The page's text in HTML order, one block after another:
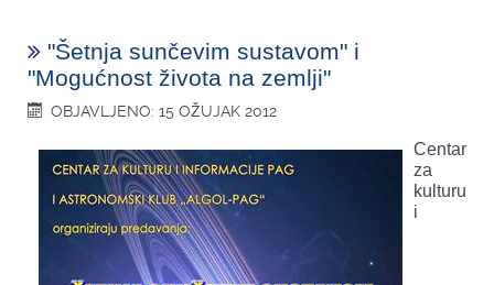
"Šetnja sunčevim sustavom" i
"Mogućnost života na zemlji"
OBJAVLJENO: 15 OŽUJAK 2012
Centar
za
kulturu
i